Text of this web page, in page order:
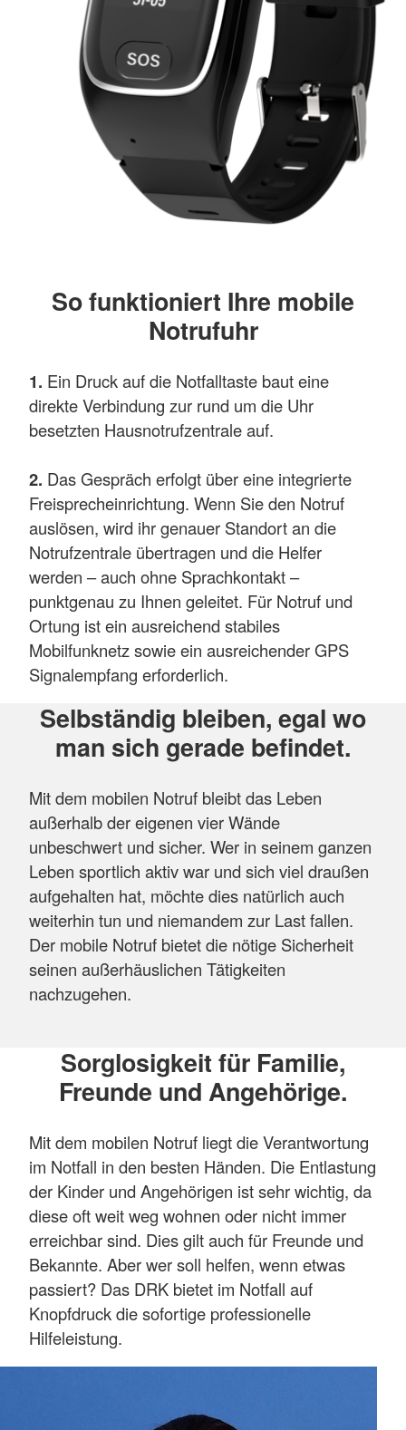
So funktioniert Ihre mobile
Notrufuhr
1. Ein Druck auf die Notfalltaste baut eine
direkte Verbindung zur rund um die Uhr
besetzten Hausnotrufzentrale auf.
2. Das Gespräch erfolgt über eine integrierte
Freisprecheinrichtung. Wenn Sie den Notruf
auslösen, wird ihr genauer Standort an die
Notrufzentrale übertragen und die Helfer
werden – auch ohne Sprachkontakt –
punktgenau zu Ihnen geleitet. Für Notruf und
Ortung ist ein ausreichend stabiles
Mobilfunknetz sowie ein ausreichender GPS
Signalempfang erforderlich.
Selbständig bleiben, egal wo
man sich gerade befindet.
Mit dem mobilen Notruf bleibt das Leben
außerhalb der eigenen vier Wände
unbeschwert und sicher. Wer in seinem ganzen
Leben sportlich aktiv war und sich viel draußen
aufgehalten hat, möchte dies natürlich auch
weiterhin tun und niemandem zur Last fallen.
Der mobile Notruf bietet die nötige Sicherheit
seinen außerhäuslichen Tätigkeiten
nachzugehen.
Sorglosigkeit für Familie,
Freunde und Angehörige.
Mit dem mobilen Notruf liegt die Verantwortung
im Notfall in den besten Händen. Die Entlastung
der Kinder und Angehörigen ist sehr wichtig, da
diese oft weit weg wohnen oder nicht immer
erreichbar sind. Dies gilt auch für Freunde und
Bekannte. Aber wer soll helfen, wenn etwas
passiert? Das DRK bietet im Notfall auf
Knopfdruck die sofortige professionelle
Hilfeleistung.